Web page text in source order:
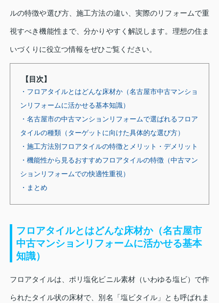
ルの特徴や選び方、施工方法の違い、実際のリフォームで重
視すべき機能性まで、分かりやすく解説します。理想の住ま
いづくりに役立つ情報をぜひご覧ください。
【目次】
・フロアタイルとはどんな床材か（名古屋市中古マンショ
ンリフォームに活かせる基本知識）
・名古屋市の中古マンションリフォームで選ばれるフロア
タイルの種類（ターゲットに向けた具体的な選び方）
・施工方法別フロアタイルの特徴とメリット・デメリット
・機能性から見るおすすめフロアタイルの特徴（中古マン
ションリフォームでの快適性重視）
・まとめ
フロアタイルとはどんな床材か（名古屋市
中古マンションリフォームに活かせる基本
知識）
フロアタイルは、ポリ塩化ビニル素材（いわゆる塩ビ）で作
られたタイル状の床材で、別名「塩ビタイル」とも呼ばれま